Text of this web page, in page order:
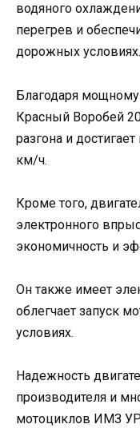
водяного
перегрев и
дорожных условиях.
Благодаря
Красный Воробей
разгона и
км/ч.
Кроме того,
электронного
экономичность и
Он также имеет
облегчает запуск
условиях.
Надежность
производителя и
мотоциклов ИМЗ